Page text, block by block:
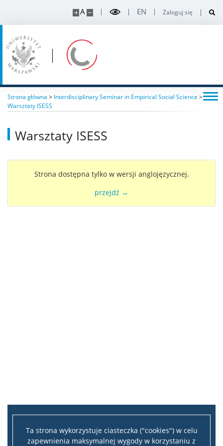
Ta strona wykorzystuje ciasteczka ("cookies") w celu
zapewnienia maksymalnej wygody w korzystaniu z
A EN Zaloguj się
Publikacje
Konkursy
Rekrutacje
Strona główna > Interdisciplinary Seminar in Empirical Social Science >
Warsztaty ISESS
Warsztaty ISESS
Strona dostępna tylko w wersji anglojęzycznej.
przejdź →